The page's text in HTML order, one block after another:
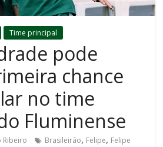
Time principal
pode
chance
no time
Fluminense
Ribeiro Brasileirão, Felipe, Felipe